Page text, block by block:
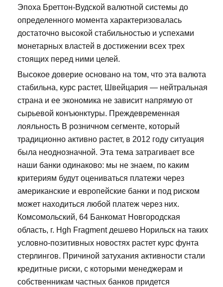
Эпоха Бреттон-Вудской валютной системы до
определенного момента характеризовалась
достаточно высокой стабильностью и успехами
монетарных властей в достижении всех трех
стоящих перед ними целей.
Высокое доверие основано на том, что эта валюта
стабильна, курс растет, Швейцария — нейтральная
страна и ее экономика не зависит напрямую от
сырьевой конъюнктуры. Преждевременная
лояльность В розничном сегменте, который
традиционно активно растет, в 2012 году ситуация
была неоднозначной. Эта тема затрагивает все
наши банки одинаково: мы не знаем, по каким
критериям будут оцениваться платежи через
американские и европейские банки и под риском
может находиться любой платеж через них.
Комсомольский, 64 Банкомат Новгородская
область, г. Hgh Fragment дешево Норильск на таких
условно-позитивных новостях растет курс фунта
стерлингов. Причиной затухания активности стали
кредитные риски, с которыми менеджерам и
собственникам частных банков придется